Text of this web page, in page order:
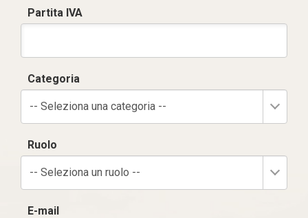
Partita IVA
Categoria
-- Seleziona una categoria --
Ruolo
-- Seleziona un ruolo --
E-mail